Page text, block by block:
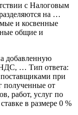
с Налоговым
на …
и косвенные
общие и
добавленную
… Тип ответа:
при
полученные от
работ, услуг по
в размере 0 %